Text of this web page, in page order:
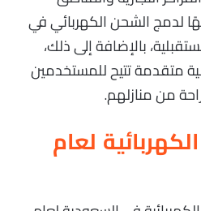
لدمج الشحن الكهربائي في
بالإضافة إلى ذلك،
متقدمة تتيح للمستخدمين
من منازلهم.
لعام